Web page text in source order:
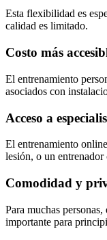
Esta flexibilidad es
calidad es limitado.
Costo más
El entrenamiento
asociados con
Acceso a
El entrenamiento
lesión, o un entrenador
Comodidad y
Para muchas
importante para